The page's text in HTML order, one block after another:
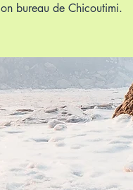
bureau de Chicoutimi.